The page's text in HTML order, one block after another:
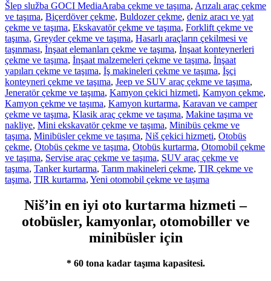
Šlep služba GOCI MediaAraba çekme ve taşıma, Arızalı araç çekme
ve taşıma, Biçerdöver çekme, Buldozer çekme, deniz aracı ve yat
çekme ve taşıma, Ekskavatör çekme ve taşıma, Forklift çekme ve
taşıma, Greyder çekme ve taşıma, Hasarlı araçların çekilmesi ve
taşınması, İnşaat elemanları çekme ve taşıma, İnşaat konteynerleri
çekme ve taşıma, İnşaat malzemeleri çekme ve taşıma, İnşaat
yapıları çekme ve taşıma, İş makineleri çekme ve taşıma, İşçi
konteyneri çekme ve taşıma, Jeep ve SUV araç çekme ve taşıma,
Jeneratör çekme ve taşıma, Kamyon çekici hizmeti, Kamyon çekme,
Kamyon çekme ve taşıma, Kamyon kurtarma, Karavan ve camper
çekme ve taşıma, Klasik araç çekme ve taşıma, Makine taşıma ve
nakliye, Mini ekskavatör çekme ve taşıma, Minibüs çekme ve
taşıma, Minibüsler çekme ve taşıma, Niš çekici hizmeti, Otobüs
çekme, Otobüs çekme ve taşıma, Otobüs kurtarma, Otomobil çekme
ve taşıma, Servise araç çekme ve taşıma, SUV araç çekme ve
taşıma, Tanker kurtarma, Tarım makineleri çekme, TIR çekme ve
taşıma, TIR kurtarma, Yeni otomobil çekme ve taşıma
Niš’in en iyi oto kurtarma hizmeti –
otobüsler, kamyonlar, otomobiller ve
minibüsler için
* 60 tona kadar taşıma kapasitesi.